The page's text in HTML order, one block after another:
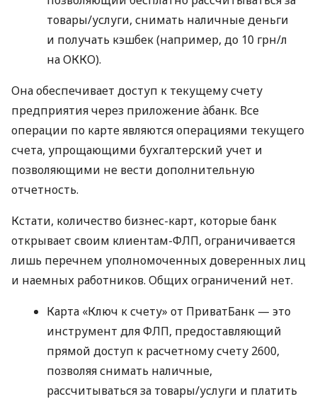
товары/услуги, снимать наличные деньги
и получать кэшбек (например, до 10 грн/л
на ОККО).
Она обеспечивает доступ к текущему счету
предприятия через приложение àбанк. Все
операции по карте являются операциями текущего
счета, упрощающими бухгалтерский учет и
позволяющими не вести дополнительную
отчетность.
Кстати, количество бизнес-карт, которые банк
открывает своим клиентам-ФЛП, ограничивается
лишь перечнем уполномоченных доверенных лиц
и наемных работников. Общих ограничений нет.
Карта «Ключ к счету» от ПриватБанк — это
инструмент для ФЛП, предоставляющий
прямой доступ к расчетному счету 2600,
позволяя снимать наличные,
рассчитываться за товары/услуги и платить